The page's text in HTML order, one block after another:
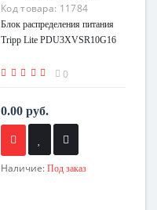
Код товара: 11784
Блок распределения питания
Tripp Lite PDU3XVSR10G16
0
0.00 руб.
Наличие: Под заказ